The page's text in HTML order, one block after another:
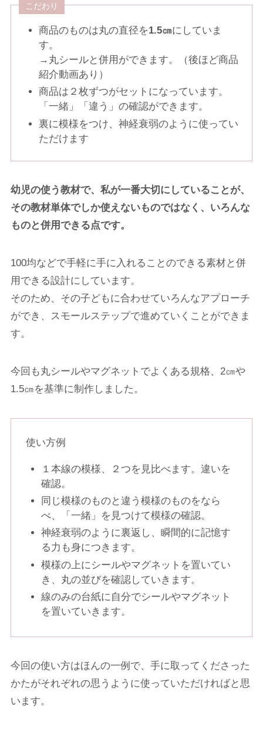
こだわり
商品のものは丸の直径を1.5㎝にしていま
す。
→丸シールと併用ができます。（後ほど商品
紹介動画あり）
商品は２枚ずつがセットになっています。
「一緒」「違う」の確認ができます。
裏に模様をつけ、神経衰弱のように使ってい
ただけます
幼児の使う教材で、私が一番大切にしていることが、
その教材単体でしか使えないものではなく、いろんな
ものと併用できる点です。
100均などで手軽に手に入れることのできる素材と併
用できる設計にしています。
そのため、 その子どもに合わせていろんなアプローチ
ができ、スモールステップで進めていくことができま
す。
今回も丸シールやマグネットでよくある規格、2㎝や
1.5㎝を基準に制作しました。
使い方例
１本線の模様、２つを見比べます。違いを
確認。
同じ模様のものと違う模様のものをなら
べ、「一緒」を見つけて模様の確認。
神経衰弱のように裏返し、瞬間的に記憶す
る力も身につきます。
模様の上にシールやマグネットを置いてい
き、丸の並びを確認していきます。
線のみの台紙に自分でシールやマグネット
を置いていきます。
今回の使い方はほんの一例で、 手に取ってくださった
かたがそれぞれの思うように使っていただければと思
います。